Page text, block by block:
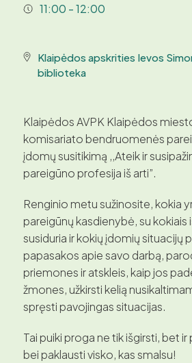
11:00 - 12:00
Klaipėdos apskrities Ievos
biblioteka
Klaipėdos AVPK Klaipėdos
komisariato bendruomenės
įdomų susitikimą ,,Ateik ir
pareigūno profesija iš arti”.
Renginio metu sužinosite, kokia
pareigūnų kasdienybė, su kokiais
susiduria ir kokių įdomių situacijų
papasakos apie savo darbą,
priemones ir atskleis, kaip jos
žmones, užkirsti kelią
spręsti pavojingas situacijas.
Tai puiki proga ne tik išgirsti, bet
bei paklausti visko, kas smalsu!